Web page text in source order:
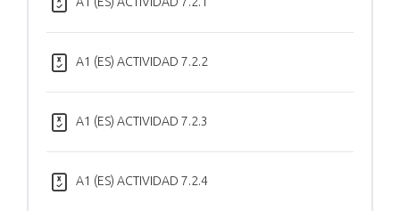
A1 (ES) ACTIVIDAD 7.2.2
A1 (ES) ACTIVIDAD 7.2.3
A1 (ES) ACTIVIDAD 7.2.4